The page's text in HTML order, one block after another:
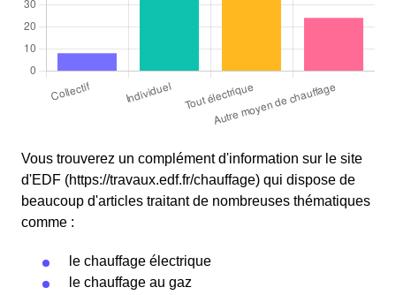
Vous trouverez un complément d'information sur le site
d'EDF (https://travaux.edf.fr/chauffage) qui dispose de
beaucoup d'articles traitant de nombreuses thématiques
comme :
le chauffage électrique
le chauffage au gaz